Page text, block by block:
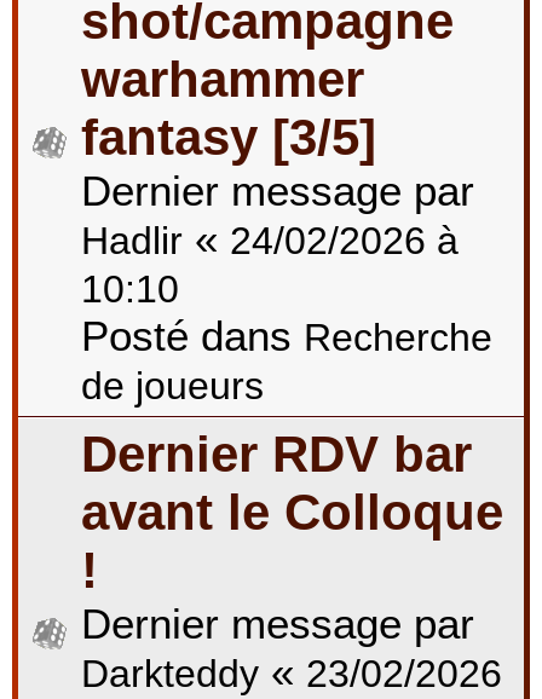
shot/campagne
warhammer
fantasy [3/5]
Dernier message par
Hadlir « 24/02/2026 à
10:10
Posté dans Recherche
de joueurs
Dernier RDV bar
avant le Colloque
!
Dernier message par
Darkteddy « 23/02/2026